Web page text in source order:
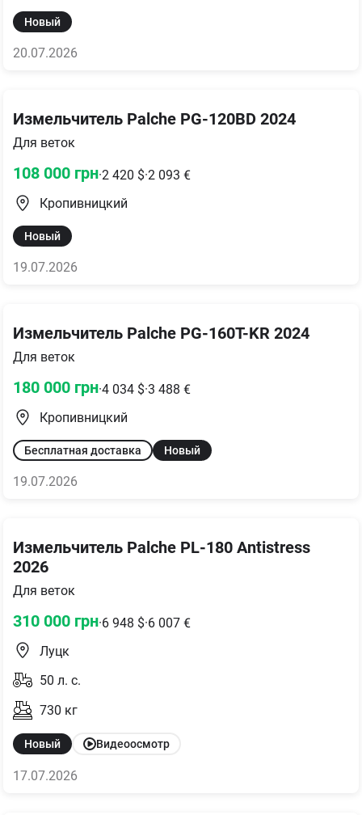
Новый
20.07.2026
Измельчитель Palche PG-120BD 2024
Для веток
108 000 грн·2 420 $·2 093 €
Кропивницкий
Новый
19.07.2026
Измельчитель Palche PG-160T-KR 2024
Для веток
180 000 грн·4 034 $·3 488 €
Кропивницкий
Бесплатная доставка Новый
19.07.2026
Измельчитель Palche PL-180 Antistress
2026
Для веток
310 000 грн·6 948 $·6 007 €
Луцк
50 л. с.
730 кг
Новый Видеоосмотр
17.07.2026